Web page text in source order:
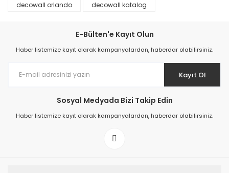
Prime ArtDECO Duvar Kağıdı Tutkalı 500 gr
199,00 TL
decowall orlando
decowall katalog
E-Bülten'e Kayıt Olun
Haber listemize kayıt olarak kampanyalardan, haberdar olabilirsiniz.
Kayıt Ol
Sosyal Medyada Bizi Takip Edin
Haber listemize kayıt olarak kampanyalardan, haberdar olabilirsiniz.